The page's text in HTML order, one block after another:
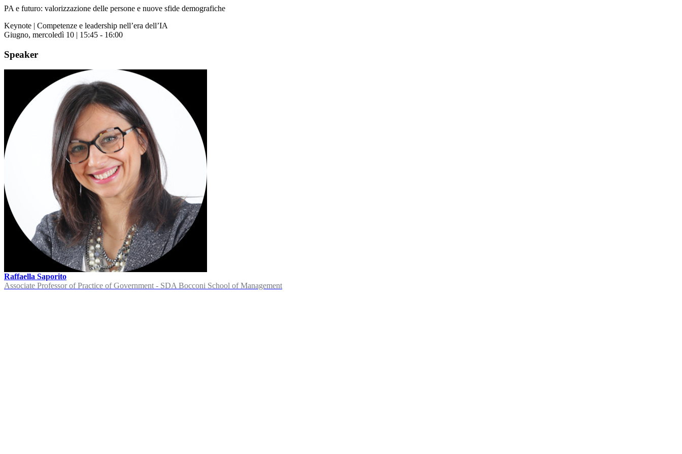
PA e futuro: valorizzazione delle persone e nuove sfide demografiche
Keynote | Competenze e leadership nell’era dell’IA
Giugno, mercoledì 10 | 15:45 - 16:00
Speaker
Raffaella Saporito
Associate Professor of Practice of Government - SDA Bocconi School of Management